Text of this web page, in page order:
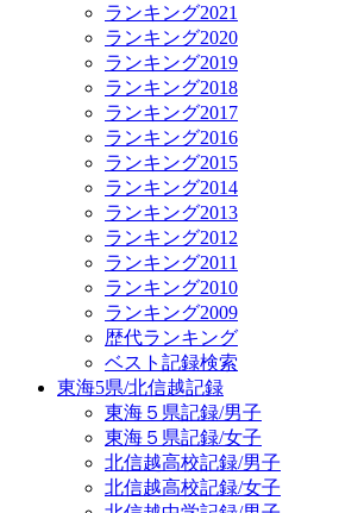
ランキング2021
ランキング2020
ランキング2019
ランキング2018
ランキング2017
ランキング2016
ランキング2015
ランキング2014
ランキング2013
ランキング2012
ランキング2011
ランキング2010
ランキング2009
歴代ランキング
ベスト記録検索
東海5県/北信越記録
東海５県記録/男子
東海５県記録/女子
北信越高校記録/男子
北信越高校記録/女子